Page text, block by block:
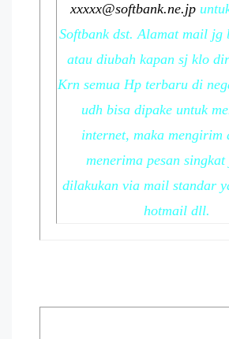
xxxxx@softbank.ne.jp
Softbank dst. Alamat mail jg
atau diubah kapan sj klo
Krn semua Hp terbaru di
udh bisa dipake untuk
internet, maka mengirim
menerima pesan
dilakukan via mail standar
hotmail dll.